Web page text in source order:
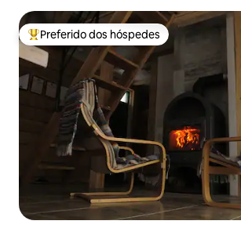
Entre os melhores preferidos dos hóspedes
Preferido dos hóspedes